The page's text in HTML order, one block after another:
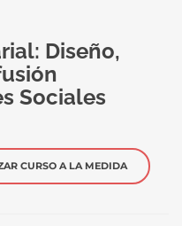
Diseño,
Sociales
CURSO A LA MEDIDA